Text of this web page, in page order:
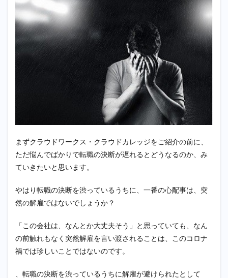
る？
2
転職
の決
断！
ウド
の紹
介
2.1
ウド
カレ
ッジ
は？
2.2
転職
お勧
まずクラウドワークス・クラウドカレッジをご紹介の前に、
ただ悩んでばかりで転職の決断が遅れるとどうなるのか、み
ていきたいと思います。
やはり転職の決断を渋っているうちに、一番の心配事は、突
然の解雇ではないでしょうか？
「この会社は、なんとか大丈夫そう」と思っていても、なん
の前触れもなく突然解雇を言い渡されることは、このコロナ
禍では珍しいことではないのです。
、転職の決断を渋っているうちに解雇が避けられたとして